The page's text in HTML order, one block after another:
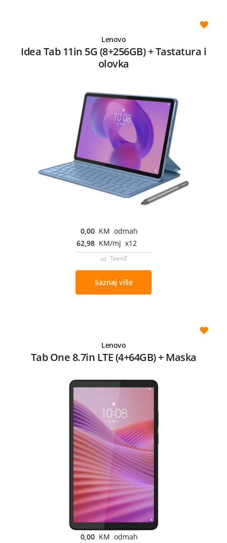
Lenovo
Idea Tab 11in 5G (8+256GB) + Tastatura i
olovka
0,00 KM odmah
62,98 KM/mj x12
uz TeenZ
Saznaj više
Lenovo
Tab One 8.7in LTE (4+64GB) + Maska
0,00 KM odmah